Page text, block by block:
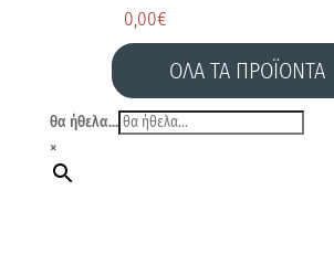
0,00€
ΟΛΑ ΤΑ ΠΡΟΪΟΝΤΑ
θα ήθελα...
×